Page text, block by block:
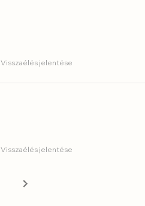
Visszaélés jelentése
Visszaélés jelentése